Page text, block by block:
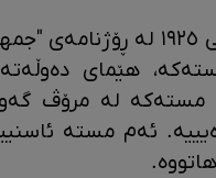
مستەکە، هێمای
مستەکە لە مرۆڤ
ئەم مستە